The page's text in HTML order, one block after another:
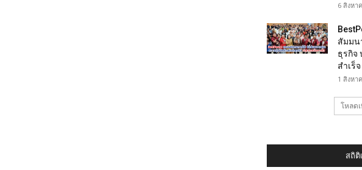
6 สิงหา
สัมมน
ธุรกิจ
สำเร็จ
1 สิงหา
โหลด
สถิติ